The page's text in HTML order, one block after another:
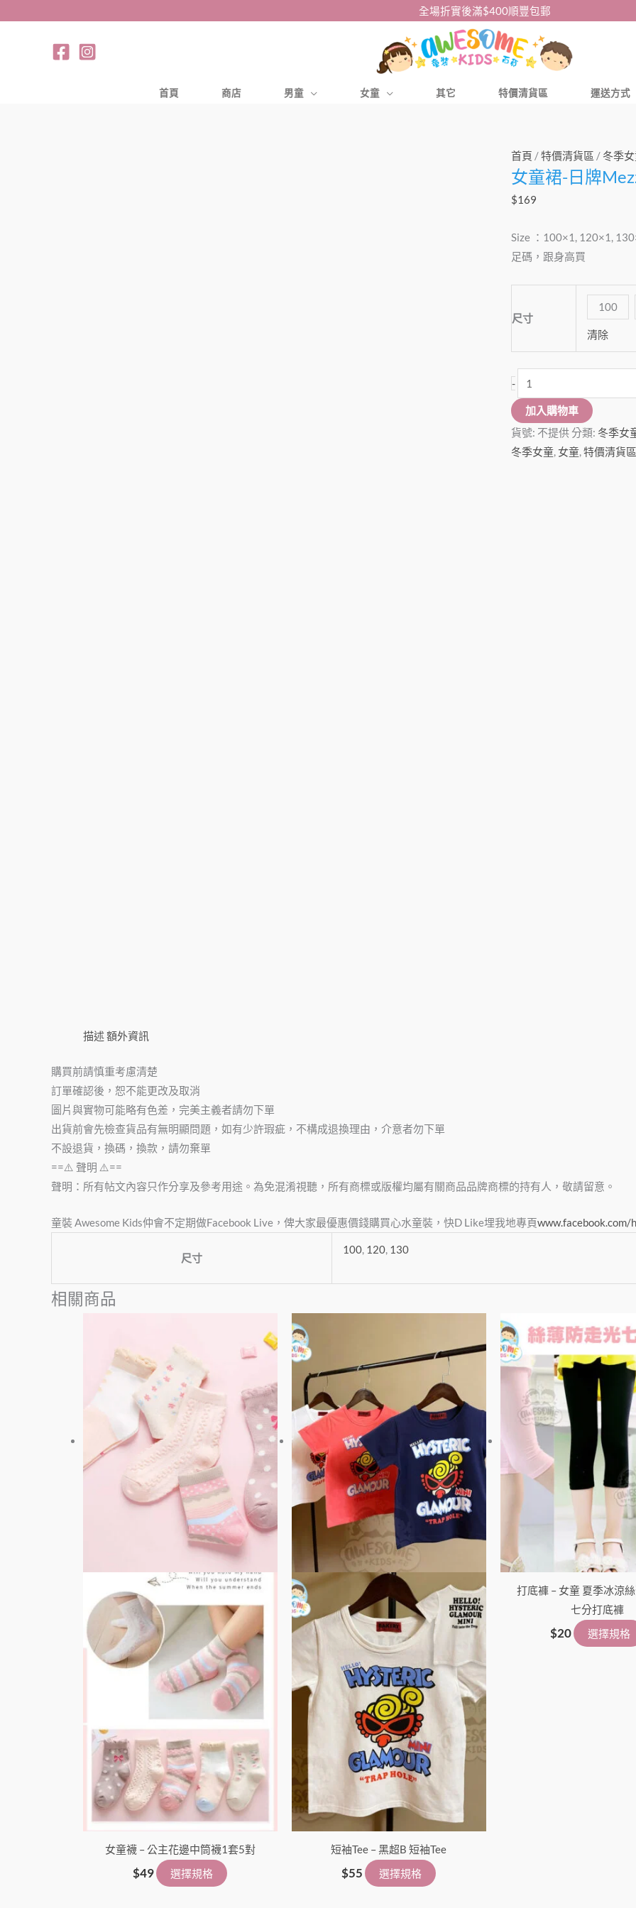
全場折實後滿$400順豐包郵
首頁 商店 男童 女童 其它 特價清貨區 運送方式
首頁 /特價清貨區 / 冬季
女童裙-日牌
$169
Size ：100×1, 120×1,
足碼，跟身高買
尺寸
100
清除
-
女
童
裙-
牌
Mezzo
連
裙
量
加入購物車
貨號: 不提供分類: 冬季女
冬季女童, 女童,特價清貨區
描述額外資訊
購買前請慎重考慮清楚
訂單確認後，恕不能更改及取消
圖片與實物可能略有色差，完美主義者請勿下單
出貨前會先檢查貨品有無明顯問題，如有少許瑕疵，不構成退換理由，介意者勿下單
不設退貨，換碼，換款，請勿棄單
==⚠️ 聲明 ⚠️==
聲明：所有帖文內容只作分享及參考用途。為免混淆視聽，所有商標或版權均屬有關商品品牌商標的持有人，敬請留意。
童裝 Awesome Kids仲會不定期做Facebook Live，俾大家最優惠價錢購買心水童裝，快D Like埋我地專頁www.facebook.com/
尺寸
100 120 130
相關商品
女童襪 – 公主花邊中筒襪1套5對
$49 選擇規格
在
產
品
面
選
擇
選
項
短袖Tee – 黑超B 短袖Tee
$55 選擇規格
品
有
多
種
款
式。
可
在
產
面
選
擇
打底褲 – 女童 夏季冰涼
七分打底褲
$20 選擇規格